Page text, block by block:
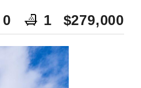
0 1 $279,000